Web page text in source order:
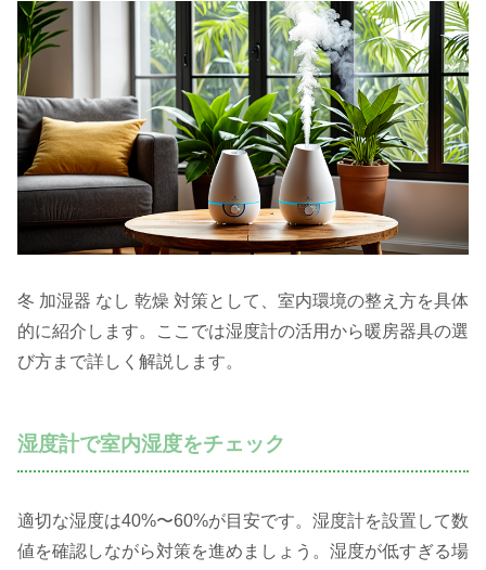
冬 加湿器 なし 乾燥 対策として、室内環境の整え方を具体
的に紹介します。ここでは湿度計の活用から暖房器具の選
び方まで詳しく解説します。
湿度計で室内湿度をチェック
適切な湿度は40%〜60%が目安です。湿度計を設置して数
値を確認しながら対策を進めましょう。湿度が低すぎる場